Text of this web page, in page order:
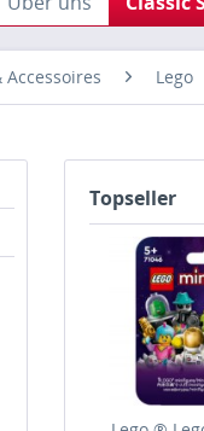
Lego
Topseller